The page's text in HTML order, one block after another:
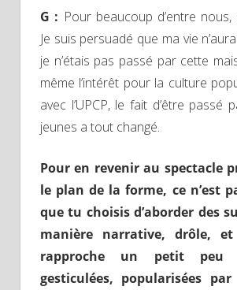
G : Pour beaucoup d’entre nous,
Je suis persuadé que ma vie
je n’étais pas passé par cette
même l’intérêt pour la culture
avec l’UPCP, le fait d’être passé
jeunes a tout changé.
Pour en revenir au spectacle
le plan de la forme, ce n’est
que tu choisis d’aborder des
manière narrative, drôle,
rapproche un petit peu
gesticulées, popularisées